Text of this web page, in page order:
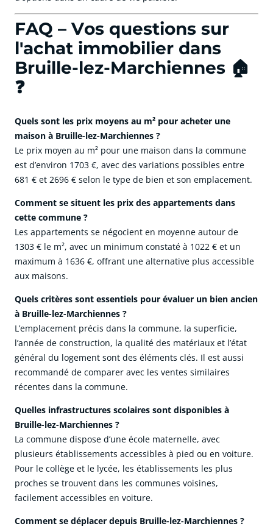
FAQ – Vos questions sur
l'achat immobilier dans
Bruille-lez-Marchiennes 🏠
❓
Quels sont les prix moyens au m² pour acheter une
maison à Bruille-lez-Marchiennes ?
Le prix moyen au m² pour une maison dans la commune
est d’environ 1703 €, avec des variations possibles entre
681 € et 2696 € selon le type de bien et son emplacement.
Comment se situent les prix des appartements dans
cette commune ?
Les appartements se négocient en moyenne autour de
1303 € le m², avec un minimum constaté à 1022 € et un
maximum à 1636 €, offrant une alternative plus accessible
aux maisons.
Quels critères sont essentiels pour évaluer un bien ancien
à Bruille-lez-Marchiennes ?
L’emplacement précis dans la commune, la superficie,
l’année de construction, la qualité des matériaux et l’état
général du logement sont des éléments clés. Il est aussi
recommandé de comparer avec les ventes similaires
récentes dans la commune.
Quelles infrastructures scolaires sont disponibles à
Bruille-lez-Marchiennes ?
La commune dispose d’une école maternelle, avec
plusieurs établissements accessibles à pied ou en voiture.
Pour le collège et le lycée, les établissements les plus
proches se trouvent dans les communes voisines,
facilement accessibles en voiture.
Comment se déplacer depuis Bruille-lez-Marchiennes ?